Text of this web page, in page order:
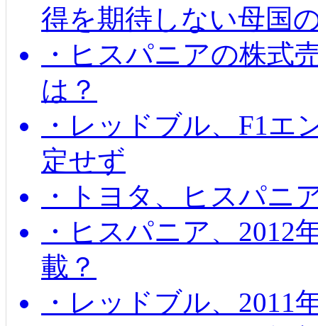
得を期待しない母国
・ヒスパニアの株式
は？
・レッドブル、F1エ
定せず
・トヨタ、ヒスパニ
・ヒスパニア、2012
載？
・レッドブル、2011